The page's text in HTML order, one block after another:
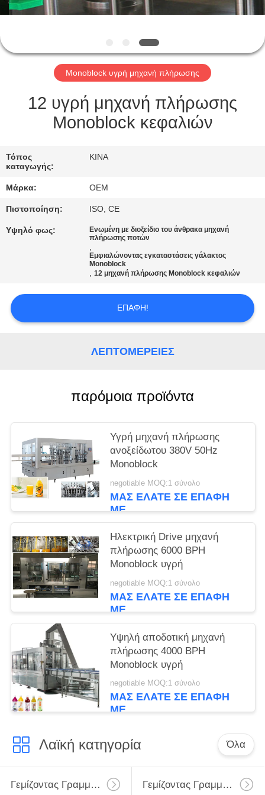
ΈΛΕΓΧΟΣ
ΜΑΣ
ΕΛΆΤΕ
ΕΠΑΦΉ
ΖΗΤΉΣΤΕ
ΈΝΑ
ΑΠΌΣΠΑΣΜΑ
SITEMAP
POLICY
Monoblock υγρή μηχανή πλήρωσης
12 υγρή μηχανή πλήρωσης
Monoblock κεφαλιών
Τόπος
καταγωγής:
ΚΙΝΑ
Μάρκα: OEM
Πιστοποίηση: ISO, CE
Υψηλό φως:
Ενωμένη με διοξείδιο του άνθρακα μηχανή
πλήρωσης ποτών
,
Εμφιαλώνοντας εγκαταστάσεις γάλακτος
Monoblock
,12 μηχανή πλήρωσης Monoblock κεφαλιών
ΕΠΑΦΉ!
ΛΕΠΤΟΜΈΡΕΙΕΣ
παρόμοια προϊόντα
Υγρή μηχανή πλήρωσης
ανοξείδωτου 380V 50Hz
Monoblock
negotiable MOQ:1 σύνολο
ΜΑΣ ΕΛΆΤΕ ΣΕ ΕΠΑΦΉ
ΜΕ
Ηλεκτρική Drive μηχανή
πλήρωσης 6000 BPH
Monoblock υγρή
negotiable MOQ:1 σύνολο
ΜΑΣ ΕΛΆΤΕ ΣΕ ΕΠΑΦΉ
ΜΕ
Υψηλή αποδοτική μηχανή
πλήρωσης 4000 BPH
Monoblock υγρή
negotiable MOQ:1 σύνολο
ΜΑΣ ΕΛΆΤΕ ΣΕ ΕΠΑΦΉ
ΜΕ
Λαϊκή κατηγορία Όλα
Γεμίζοντας Γραμμή Γάλακτος Γεμίζοντας Γραμμή Γάλακτος Monoblock